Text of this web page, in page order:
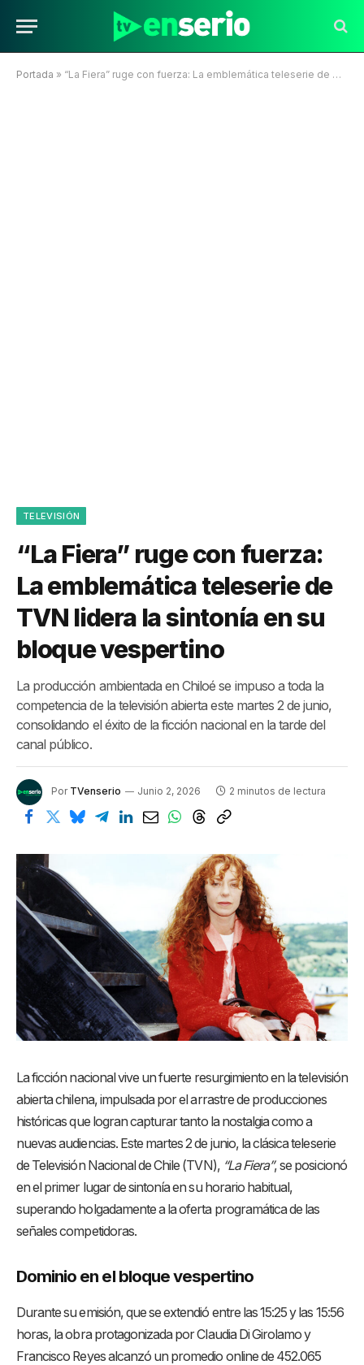
Portada » “La Fiera” ruge con fuerza: La emblemática teleserie de TVN lidera la sintonía en su bloque vespertino
TELEVISIÓN
“La Fiera” ruge con fuerza:
La emblemática teleserie de
TVN lidera la sintonía en su
bloque vespertino
La producción ambientada en Chiloé se impuso a toda la
competencia de la televisión abierta este martes 2 de junio,
consolidando el éxito de la ficción nacional en la tarde del
canal público.
Por TVenserio Junio 2, 2026 2 minutos de lectura
La ficción nacional vive un fuerte resurgimiento en la televisión
abierta chilena, impulsada por el arrastre de producciones
históricas que logran capturar tanto la nostalgia como a
nuevas audiencias. Este martes 2 de junio, la clásica teleserie
de Televisión Nacional de Chile (TVN), “La Fiera”, se posicionó
en el primer lugar de sintonía en su horario habitual,
superando holgadamente a la oferta programática de las
señales competidoras.
Dominio en el bloque vespertino
Durante su emisión, que se extendió entre las 15:25 y las 15:56
horas, la obra protagonizada por Claudia Di Girolamo y
Francisco Reyes alcanzó un promedio online de 452.065